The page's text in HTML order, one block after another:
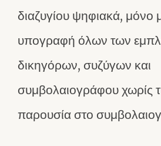
διαζυγίου ψηφιακά, μόνο
υπογραφή όλων των
δικηγόρων, συζύγων και
συμβολαιογράφου χωρίς
παρουσία στο